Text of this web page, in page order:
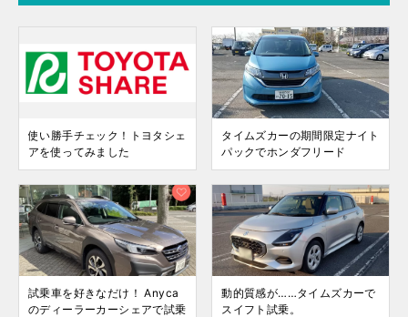
使い勝手チェック！トヨタシェ
アを使ってみました
タイムズカーの期間限定ナイト
パックでホンダフリード
試乗車を好きなだけ！ Anyca
のディーラーカーシェアで試乗
動的質感が……タイムズカーで
スイフト試乗。